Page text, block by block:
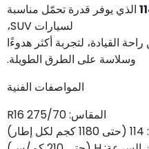
الذي يوفر قدرة تحمّل مناسبة
لسيارات SUV،
القيادة، لتجربة أكثر هدوءًا
وسلاسة على الطرق الطويلة.
المواصفات الفنية
المقاس: 275/70 R16